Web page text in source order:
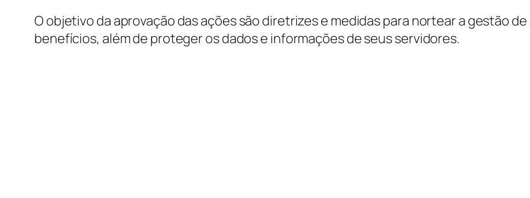
O objetivo da aprovação das ações são diretrizes e medidas para nortear a gestão
benefícios, além de proteger os dados e informações de seus servidores.